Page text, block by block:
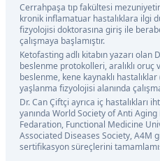
Cerrahpaşa tıp fakültesi
kronik inflamatuar hastalıklara ilgi
fizyolojisi doktorasına giriş ile
çalışmaya başlamıştır.
Ketofasting adlı kitabın yazarı olan
beslenme protokolleri, aralıklı oruç
beslenme, kene kaynaklı
yaşlanma fizyolojisi alanında
Dr. Can Çiftçi ayrıca iç hastalıkları
yanında World Society of Anti
Fedaration, Functional Medicine
Associated Diseases Society, A4M
sertifikasyon süreçlerini